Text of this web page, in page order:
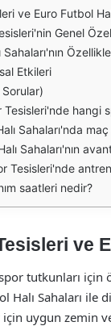
ve Euro Futbol
Genel
Etkileri
Sorular)
hangi
Sahaları'nda
Sahaları'nın
Tesisleri'nde
saatleri nedir?
ve
tutkunları için
Halı Sahaları
uygun zemin